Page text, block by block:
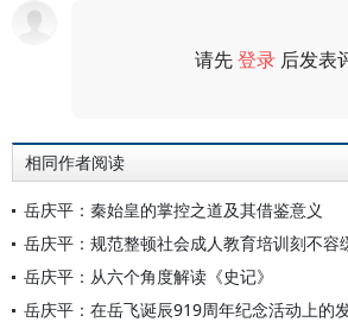
请先登录 后发表
相同作者阅读
岳庆平：秦始皇的掌控之道及其借鉴意义
岳庆平：规范整顿社会成人教育培训刻不容
岳庆平：从六个角度解读《史记》
岳庆平：在岳飞诞辰919周年纪念活动上的